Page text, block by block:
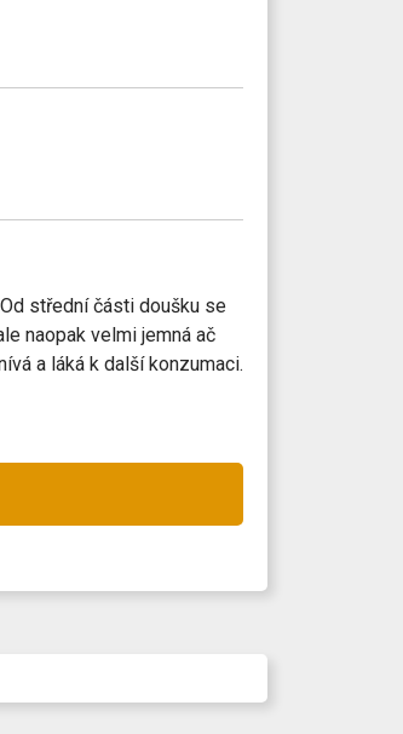
střední části doušku se
naopak velmi jemná ač
a láká k další konzumaci.